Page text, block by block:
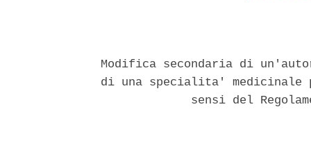
Modifica secondaria di
di una specialita' medicinale
sensi del